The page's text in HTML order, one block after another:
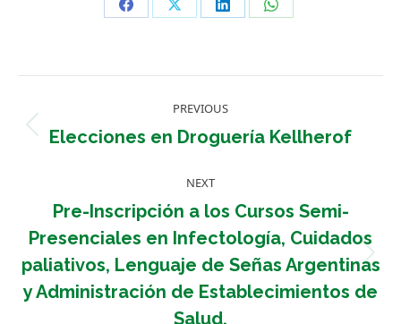
Share
Facebook
Share
X
Share
LinkedIn
Share
WhatsApp
navigation
PREVIOUS
Previous
Elecciones en Droguería Kellherof
NEXT
Next
post:
Pre-Inscripción a los Cursos Semi-
Presenciales en Infectología, Cuidados
paliativos, Lenguaje de Señas Argentinas
y Administración de Establecimientos de
Salud.